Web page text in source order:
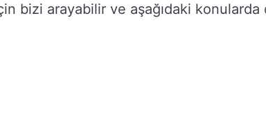
bizi arayabilir ve aşağıdaki konularda